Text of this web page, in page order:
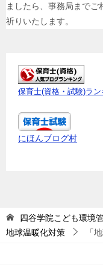
ましたら、事務局まで
祈りいたします。
保育士(資格・試験)ラン
にほんブログ村
四谷学院こども環境
地球温暖化対策
「